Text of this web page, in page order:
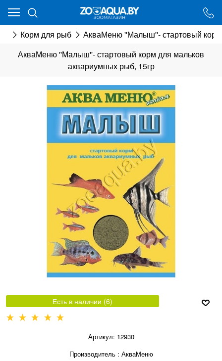
Корм для рыб
АкваМеню ''Малыш''- стартовый
АкваМеню ''Малыш''- стартовый корм для мальков
аквариумных рыб, 15гр
Есть в наличии (6)
Артикул: 12930
Производитель : АкваМеню
Ваш город - Минск,
ДА НЕТ